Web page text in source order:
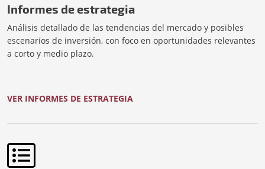
Informes de estrategia
Análisis detallado de las tendencias del mercado y posibles
escenarios de inversión, con foco en oportunidades relevantes
a corto y medio plazo.
VER INFORMES DE ESTRATEGIA